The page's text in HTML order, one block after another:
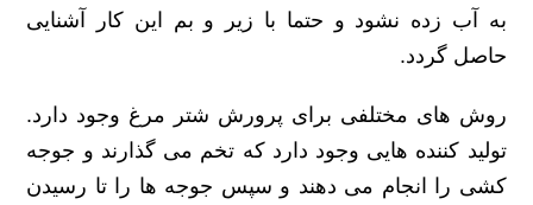
به آب زده نشود و حتما با زیر و بم این کار آشنایی
حاصل گردد.
روش های مختلفی برای پرورش شتر مرغ وجود دارد.
تولید کننده هایی وجود دارد که تخم می گذارند و جوجه
کشی را انجام می دهند و سپس جوجه ها را تا رسیدن